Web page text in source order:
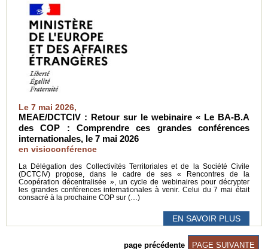
Le 7 mai 2026,
MEAE/DCTCIV : Retour sur le webinaire « Le BA-B.A
des COP : Comprendre ces grandes conférences
internationales, le 7 mai 2026
en visioconférence
La Délégation des Collectivités Territoriales et de la Société Civile
(DCTCIV) propose, dans le cadre de ses « Rencontres de la
Coopération décentralisée », un cycle de webinaires pour décrypter
les grandes conférences internationales à venir. Celui du 7 mai était
consacré à la prochaine COP sur (…)
EN SAVOIR PLUS
page précédente PAGE SUIVANTE